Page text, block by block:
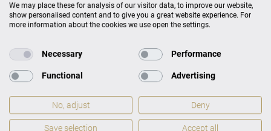
We may place these for analysis of our visitor data, to improve our website,
show personalised content and to give you a great website experience. For
more information about the cookies we use open the settings.
Necessary Performance
Functional Advertising
No, adjust Deny
Save selection Accept all